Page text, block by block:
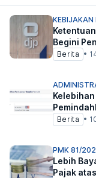
KEBIJAKAN
Begini
Berita •
Kelebihan
Berita •
PMK 81/
Lebih
Pajak